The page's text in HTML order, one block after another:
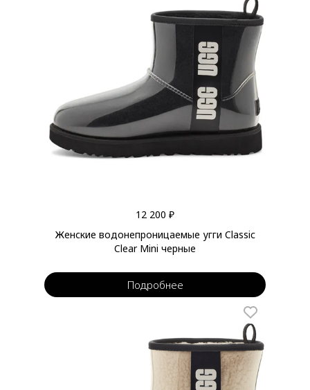
12 200 ₽
Женские водонепроницаемые угги Classic
Clear Mini черные
Подробнее